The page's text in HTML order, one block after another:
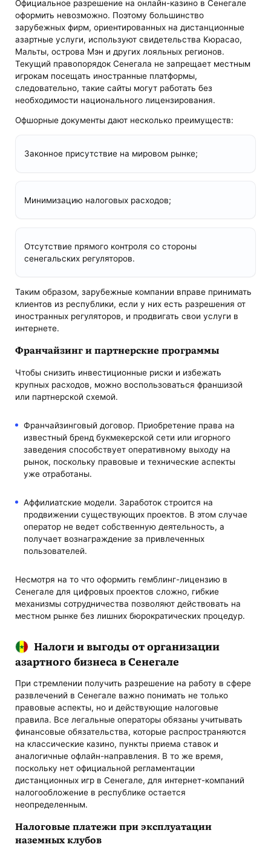
Официальное разрешение на онлайн-казино в Сенегале
оформить невозможно. Поэтому большинство
зарубежных фирм, ориентированных на дистанционные
азартные услуги, используют свидетельства Кюрасао,
Мальты, острова Мэн и других лояльных регионов.
Текущий правопорядок Сенегала не запрещает местным
игрокам посещать иностранные платформы,
следовательно, такие сайты могут работать без
необходимости национального лицензирования.
Офшорные документы дают несколько преимуществ:
Законное присутствие на мировом рынке;
Минимизацию налоговых расходов;
Отсутствие прямого контроля со стороны
сенегальских регуляторов.
Таким образом, зарубежные компании вправе принимать
клиентов из республики, если у них есть разрешения от
иностранных регуляторов, и продвигать свои услуги в
интернете.
Франчайзинг и партнерские программы
Чтобы снизить инвестиционные риски и избежать
крупных расходов, можно воспользоваться франшизой
или партнерской схемой.
Франчайзинговый договор. Приобретение права на
известный бренд букмекерской сети или игорного
заведения способствует оперативному выходу на
рынок, поскольку правовые и технические аспекты
уже отработаны.
Аффилиатские модели. Заработок строится на
продвижении существующих проектов. В этом случае
оператор не ведет собственную деятельность, а
получает вознаграждение за привлеченных
пользователей.
Несмотря на то что оформить гемблинг-лицензию в
Сенегале для цифровых проектов сложно, гибкие
механизмы сотрудничества позволяют действовать на
местном рынке без лишних бюрократических процедур.
Налоги и выгоды от организации
азартного бизнеса в Сенегале
При стремлении получить разрешение на работу в сфере
развлечений в Сенегале важно понимать не только
правовые аспекты, но и действующие налоговые
правила. Все легальные операторы обязаны учитывать
финансовые обязательства, которые распространяются
на классические казино, пункты приема ставок и
аналогичные офлайн-направления. В то же время,
поскольку нет официальной регламентации
дистанционных игр в Сенегале, для интернет-компаний
налогообложение в республике остается
неопределенным.
Налоговые платежи при эксплуатации
наземных клубов